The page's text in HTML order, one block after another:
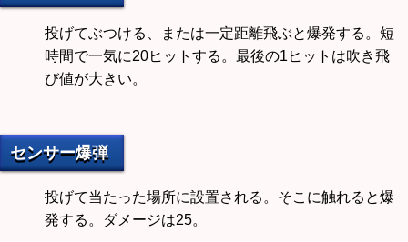
投げてぶつける、または一定距離飛ぶと爆発する。短
時間で一気に20ヒットする。最後の1ヒットは吹き飛
び値が大きい。
センサー爆弾
投げて当たった場所に設置される。そこに触れると爆
発する。ダメージは25。